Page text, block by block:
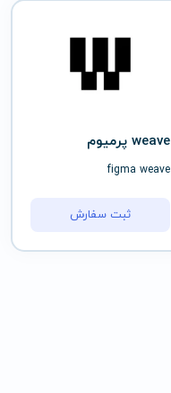
weave پرمیوم
figma weave
ثبت سفارش